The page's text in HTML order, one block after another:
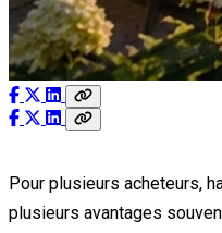
Pour plusieurs acheteurs,
plusieurs avantages